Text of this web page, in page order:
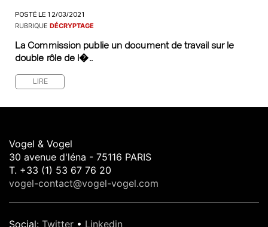
POSTÉ LE 12/03/2021
RUBRIQUE DÉCRYPTAGE
La Commission publie un document de travail sur le
double rôle de l�..
LIRE
Vogel & Vogel
30 avenue d'léna - 75116 PARIS
T. +33 (1) 53 67 76 20
vogel-contact@vogel-vogel.com
Social: Twitter • Linkedin